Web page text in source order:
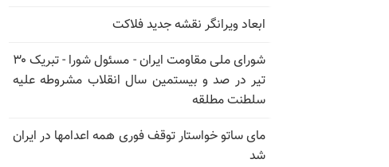
ابعاد ویرانگر نقشه جدید فلاکت
شورای ملی مقاومت ایران - مسئول شورا - تبریک ۳۰
تیر در صد و بیستمین سال انقلاب مشروطه علیه
سلطنت مطلقه
مای ساتو خواستار توقف فوری همه اعدامها در ایران
شد